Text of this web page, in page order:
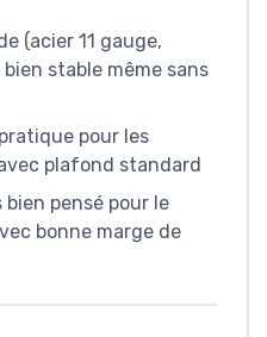
(acier 11 gauge,
stable même sans
pour les
plafond standard
pensé pour le
bonne marge de